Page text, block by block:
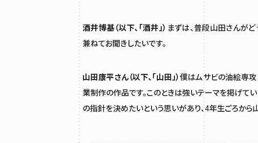
酒井博基（以下、「酒井」） まずは、普段山田さんが
兼ねてお聞きしたいです。
山田康平さん（以下、「山田」）僕はムサビの油絵専攻
業制作の作品です。このときは強いテーマを掲げて
の指針を決めたいという思いがあり、4年生ごろから